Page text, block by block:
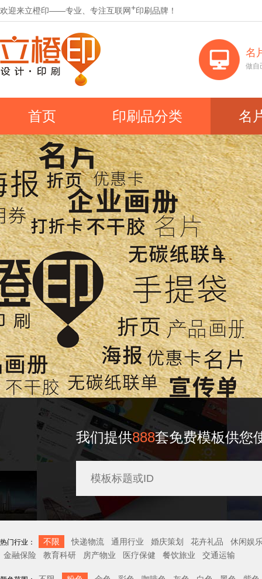
欢迎来立橙印——专业、专注互联网+印刷品牌！
名
做自
首页 印刷品分类 名
我们提供888套免费模板供您
热门行业： 不限 快递物流 通用行业 婚庆策划 花卉礼品
休闲娱
金融保险
教育科研 房产物业 医疗保健 餐饮旅业 交通运输